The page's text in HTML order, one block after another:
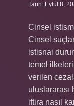
Tarih: Eylül 8,
Cinsel
Cinsel
istisnai
temel
verilen
uluslararası
iftira nasıl